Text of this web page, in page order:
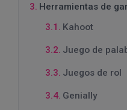
Herramientas de
Kahoot
Juego de
Juegos de rol
Genially